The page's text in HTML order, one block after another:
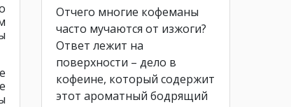
Отчего многие кофеманы
часто мучаются от изжоги?
Ответ лежит на
поверхности – дело в
кофеине, который содержит
этот ароматный бодрящий